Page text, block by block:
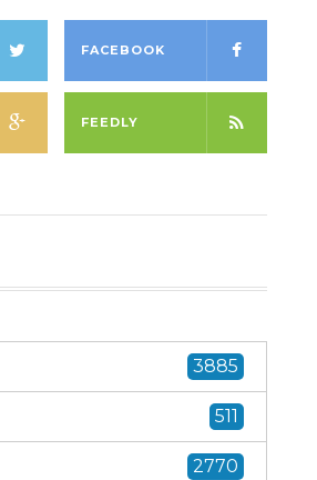
FACEBOOK
FEEDLY
3885
511
2770